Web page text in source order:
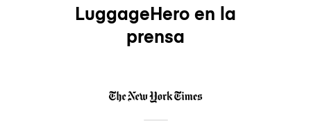
LuggageHero en la
prensa